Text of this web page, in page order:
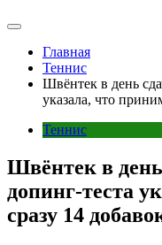
Главная
Теннис
Швёнтек в день
указала, что
Теннис
Швёнтек в
допинг-теста
сразу 14